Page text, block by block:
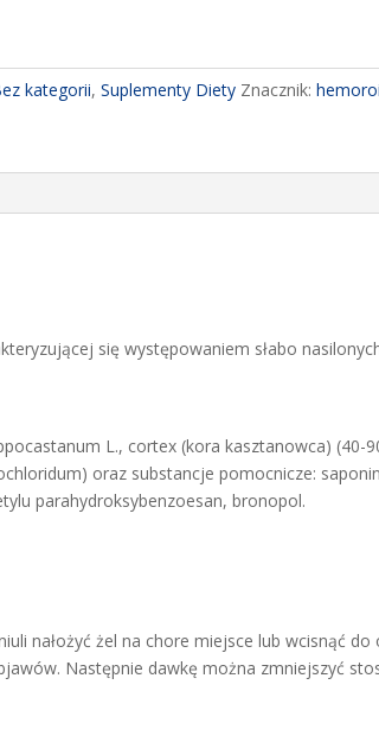
kategorii, Suplementy Diety Znacznik:
się występowaniem słabo
L., cortex (kora kasztanowca) (40-
oraz substancje pomocnicze:
parahydroksybenzoesan, bronopol.
nałożyć żel na chore miejsce lub wcisnąć do
Następnie dawkę można zmniejszyć